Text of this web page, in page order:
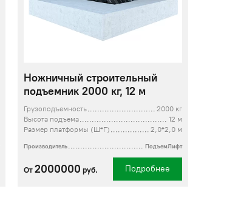
Ножничный строительный
подъемник 2000 кг, 12 м
Грузоподъемность
2000 кг
Высота подъема
12 м
Размер платформы (Ш*Г)
2,0*2,0 м
Производитель ПодъемЛифт
От2000000 руб. Подробнее